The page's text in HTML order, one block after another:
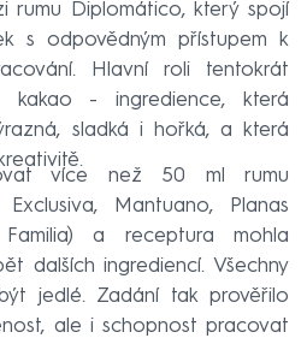
rumu Diplomático, který spojí
s odpovědným přístupem k
Hlavní roli tentokrát
kakao - ingredience, která
sladká i hořká, a která
více než 50 ml rumu
Mantuano, Planas
a receptura mohla
dalších ingrediencí. Všechny
jedlé. Zadání tak prověřilo
ale i schopnost pracovat